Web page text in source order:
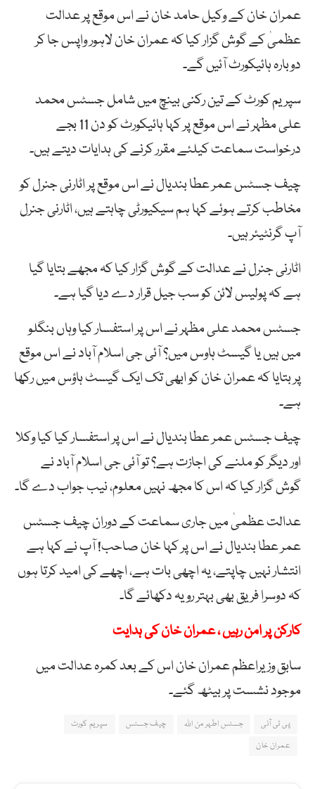
عمران خان کے وکیل حامد خان نے اس موقع پر عدالت
عظمیٰ کے گوش گزار کیا کہ عمران خان لاہور واپس جا کر
دوبارہ ہائیکورٹ آئیں گے۔
سپریم کورٹ کے تین رکنی بینچ میں شامل جسٹس محمد
علی مظہر نے اس موقع پر کہا ہائیکورٹ کو دن 11 بجے
درخواست سماعت کیلئے مقرر کرنے کی ہدایات دیتے ہیں۔
چیف جسٹس عمر عطا بندیال نے اس موقع پر اٹارنی جنرل کو
مخاطب کرتے ہوئے کہا ہم سیکیورٹی چاہتے ہیں، اٹارنی جنرل
آپ گرنٹیئر ہیں۔
اٹارنی جنرل نے عدالت کے گوش گزار کیا کہ مجھے بتایا گیا
ہے کہ پولیس لائن کو سب جیل قرار دے دیا گیا ہے۔
جسٹس محمد علی مظہر نے اس پر استفسار کیا وہاں بنگلو
میں ہیں یا گیسٹ ہاوس میں؟ آئی جی اسلام آباد نے اس موقع
پر بتایا کہ عمران خان کو ابھی تک ایک گیسٹ ہاؤس میں رکھا
ہے۔
چیف جسٹس عمر عطا بندیال نے اس پر استفسار کیا کیا وکلا
اور دیگر کو ملنے کی اجازت ہے؟ تو آئی جی اسلام آباد نے
گوش گزار کیا کہ اس کا مجھ نہیں معلوم، نیب جواب دے گا۔
عدالت عظمیٰ میں جاری سماعت کے دوران چیف جسٹس
عمر عطا بندیال نے اس پر کہا خان صاحب! آپ نے کہا ہے
انتشار نہیں چاپتے، یہ اچھی بات ہے، اچھے کی امید کرتا ہوں
کہ دوسرا فریق بھی بہتر رویہ دکھائے گا۔
کارکن پر امن رہیں ، عمران خان کی ہدایت
سابق وزیراعظم عمران خان اس کے بعد کمرہ عدالت میں
موجود نشست پر بیٹھ گئے۔
پی ٹی آئی جسٹس اطہر من اللہ چیف جسٹس
سپریم کورٹ
عمران خان